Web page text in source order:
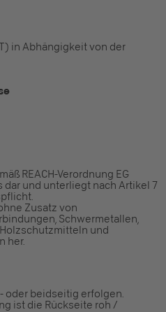
in Abhängigkeit von der
REACH-Verordnung EG
dar und unterliegt nach Artikel 7
Zusatz von
Schwermetallen,
und
her.
oder beidseitig erfolgen.
ist die Rückseite roh /